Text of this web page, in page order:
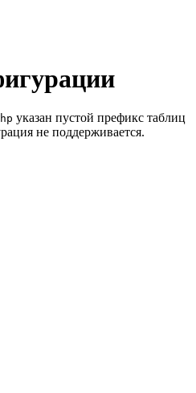
указан пустой префикс таблиц
не поддерживается.